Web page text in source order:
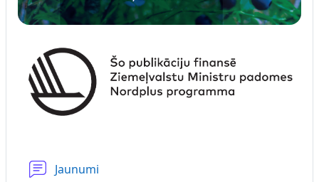
Jaunumi